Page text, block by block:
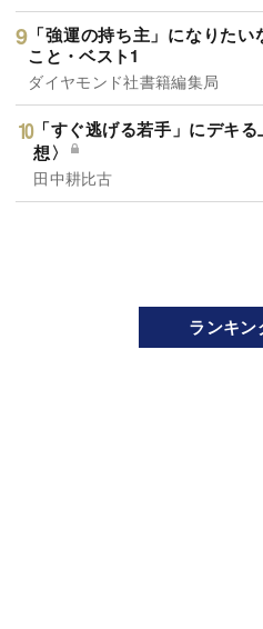
「強運の持ち主」になりた
こと・ベスト1
ダイヤモンド社書籍編集局
「すぐ逃げる若手」にデキ
想〉
田中耕比古
ランキン